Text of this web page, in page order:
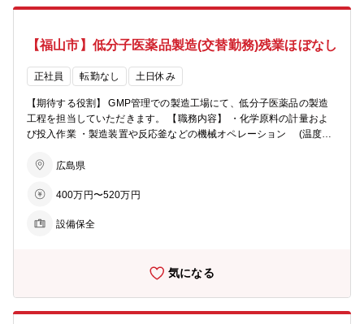
【福山市】低分子医薬品製造(交替勤務)残業ほぼなし
正社員 転勤なし 土日休み
【期待する役割】 GMP管理での製造工場にて、低分子医薬品の製造
工程を担当していただきます。 【職務内容】 ・化学原料の計量およ
び投入作業 ・製造装置や反応釜などの機械オペレーション (温度や
成品を出荷用に梱包) ・製造記録の記入や清掃作業などのその他付随
んどです) ※基本的には日勤帯(8:30～17:00)での就業となりますが、
合があります (1勤)7:00～15:10 (2勤)15:00～23:10 (3勤)23:00～7:
対応といった経験も積んでいただきながら、将来的には製造管理責任
広島県
400万円〜520万円
設備保全
気になる